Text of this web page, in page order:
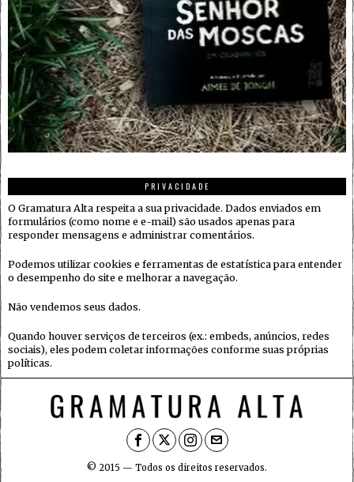
PRIVACIDADE
O Gramatura Alta respeita a sua privacidade. Dados enviados em
formulários (como nome e e-mail) são usados apenas para
responder mensagens e administrar comentários.
Podemos utilizar cookies e ferramentas de estatística para entender
o desempenho do site e melhorar a navegação.
Não vendemos seus dados.
Quando houver serviços de terceiros (ex.: embeds, anúncios, redes
sociais), eles podem coletar informações conforme suas próprias
políticas.
© 2015 — Todos os direitos reservados.